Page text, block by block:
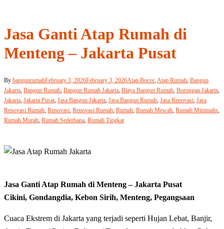
Jasa Ganti Atap Rumah di
Menteng – Jakarta Pusat
By bangunrumahFebruary 3, 2026February 3, 2026Atap Bocor,Atap Rumah, Bangun
Jakarta, Bangun Rumah, Bangun Rumah Jakarta, Biaya Bangun Rumah, Borongan Jakarta,
Jakarta, Jakarta Pusat, Jasa Bangun Jakarta, Jasa Bangun Rumah, Jasa Renovasi, Jasa
Renovasi Rumah, Renovasi, Renovasi Rumah, Rumah, Rumah Mewah, Rumah Minimalis,
Rumah Murah, Rumah Sederhana, Rumah Tingkat
Jasa Ganti Atap Rumah di Menteng – Jakarta Pusat
Cikini, Gondangdia, Kebon Sirih, Menteng, Pegangsaan
Cuaca Ekstrem di Jakarta yang terjadi seperti Hujan Lebat, Banjir,